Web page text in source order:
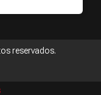
reservados.